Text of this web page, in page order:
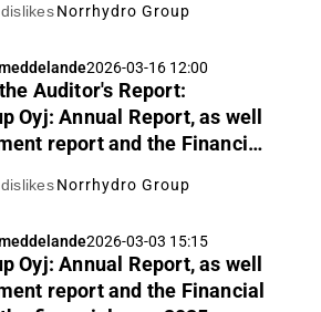
dislikes Norrhydro Group
2026-03-16 12:00
Auditor's Report:
Oyj: Annual Report, as well
report and the Financial
dislikes Norrhydro Group
2026-03-03 15:15
Oyj: Annual Report, as well
report and the Financial